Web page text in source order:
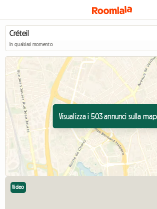
In qualsiasi momento
Visualizza i 503 annunci sulla
Video